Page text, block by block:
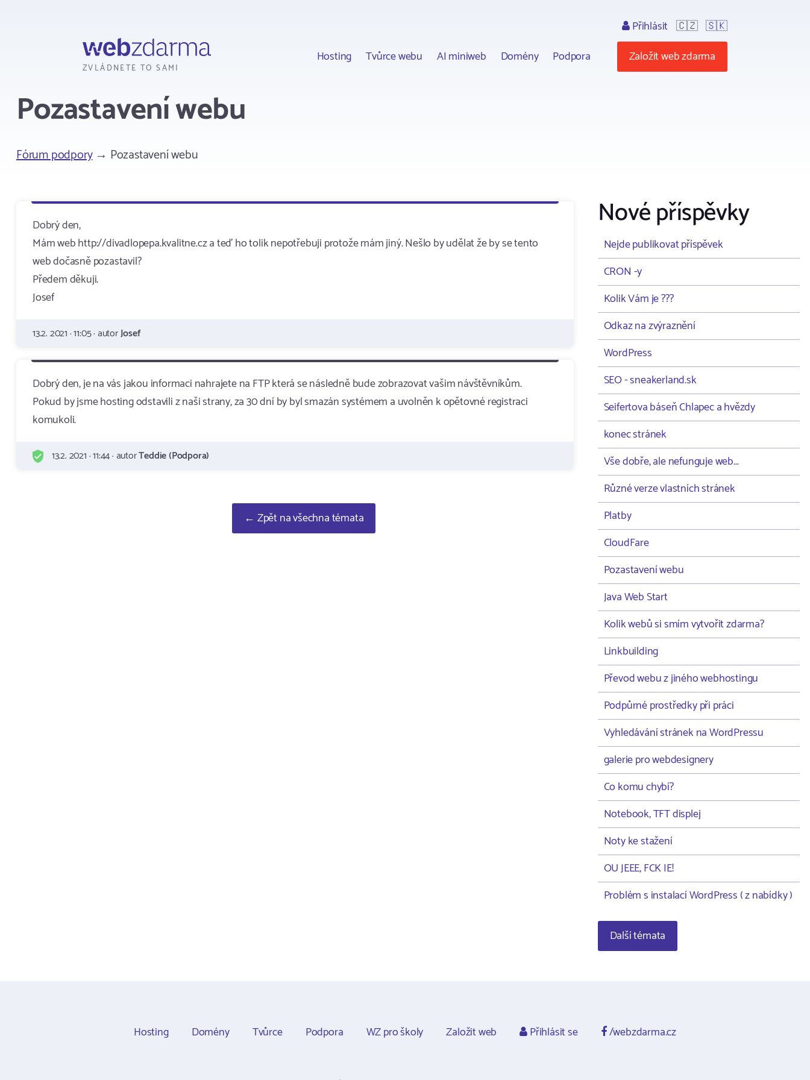
ZVLÁDNETE TO SAMI
Hosting Tvůrce webu AI miniweb Domény Podpora
Přihlásit 🇨🇿 🇸🇰
Založit web zdarma
Pozastavení webu
Fórum podpory→ Pozastavení webu
Dobrý den,
Mám web http://divadlopepa.kvalitne.cz a teď ho tolik nepotřebuji protože mám jiný. Nešlo by udělat že by se tento
web dočasně pozastavil?
Předem děkuji.
Josef
13.2. 2021 · 11:05 · autorJosef
Dobrý den, je na vás jakou informaci nahrajete na FTP která se následně bude zobrazovat vašim návštěvníkům.
Pokud by jsme hosting odstavili z naši strany, za 30 dní by byl smazán systémem a uvolněn k opětovné registraci
komukoli.
13.2. 2021 · 11:44 · autorTeddie (Podpora)
← Zpět na všechna témata
Nové příspěvky
Nejde publikovat příspěvek
CRON -y
Kolik Vám je ???
Odkaz na zvýraznění
WordPress
SEO - sneakerland.sk
Seifertova báseň Chlapec a hvězdy
konec stránek
Vše dobře, ale nefunguje web...
Různé verze vlastních stránek
Platby
CloudFare
Pozastavení webu
Java Web Start
Kolik webů si smím vytvořit zdarma?
Linkbuilding
Převod webu z jiného webhostingu
Podpůrné prostředky při práci
Vyhledávání stránek na WordPressu
galerie pro webdesignery
Co komu chybí?
Notebook, TFT displej
Noty ke stažení
OU JEEE, FCK IE!
Problém s instalací WordPress ( z nabídky )
Další témata
Hosting Domény Tvůrce Podpora WZ pro školy Založit web Přihlásit se /webzdarma.cz